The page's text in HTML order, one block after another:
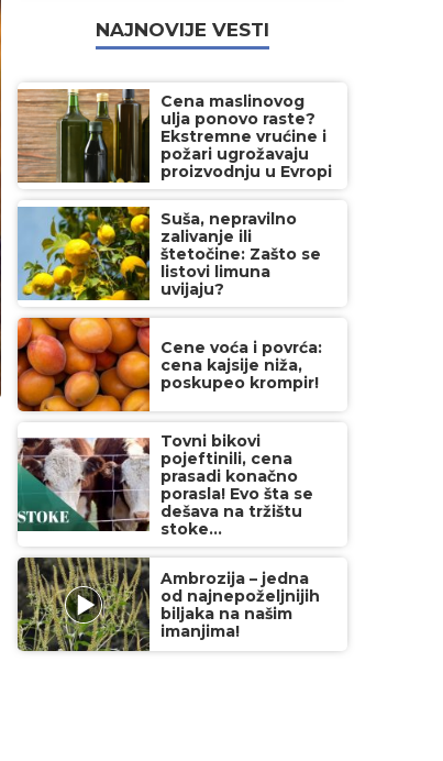
NAJNOVIJE VESTI
Cena maslinovog
ulja ponovo raste?
Ekstremne vrućine i
požari ugrožavaju
proizvodnju u Evropi
Suša, nepravilno
zalivanje ili
štetočine: Zašto se
listovi limuna
uvijaju?
Cene voća i povrća:
cena kajsije niža,
poskupeo krompir!
Tovni bikovi
pojeftinili, cena
prasadi konačno
porasla! Evo šta se
dešava na tržištu
stoke...
Ambrozija – jedna
od najnepoželjnijih
biljaka na našim
imanjima!